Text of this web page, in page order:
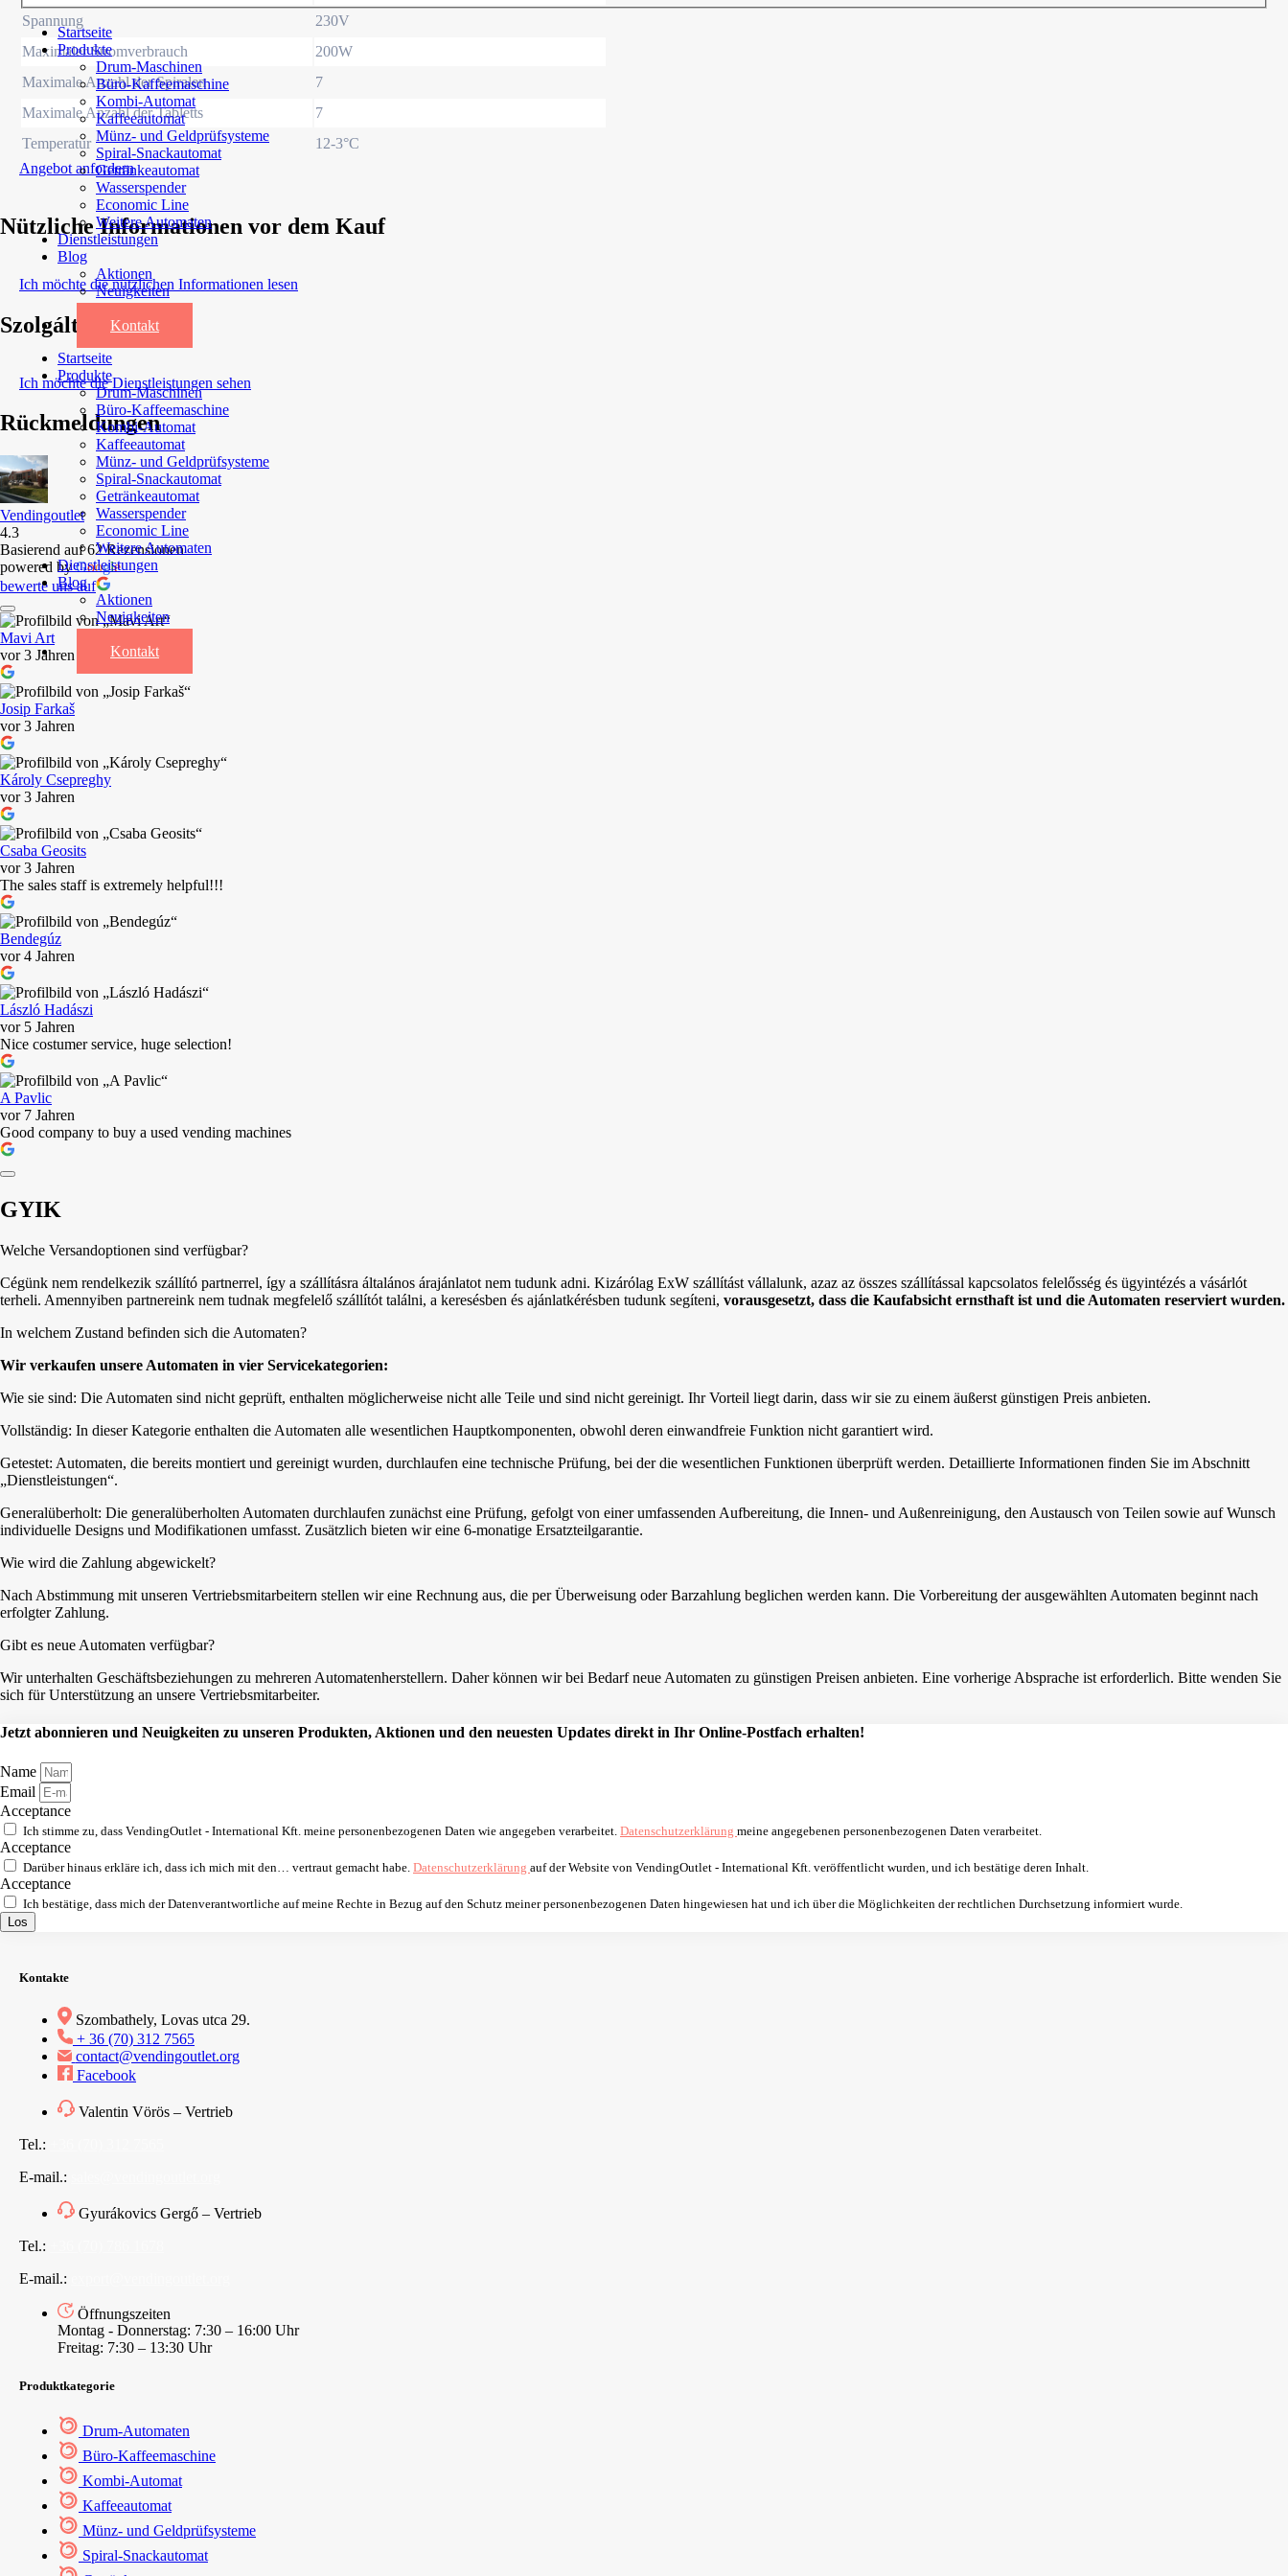
Startseite
Produkte
Drum-Maschinen
Büro-Kaffeemaschine
Kombi-Automat
Kaffeeautomat
Münz- und Geldprüfsysteme
Spiral-Snackautomat
Getränkeautomat
Wasserspender
Economic Line
Weitere Automaten
Dienstleistungen
Blog
Aktionen
Neuigkeiten
Informationen
Kontakt
Startseite
Produkte
Drum-Maschinen
Büro-Kaffeemaschine
Kombi-Automat
Kaffeeautomat
Münz- und Geldprüfsysteme
Spiral-Snackautomat
Getränkeautomat
Wasserspender
Economic Line
Weitere Automaten
Dienstleistungen
Blog
Aktionen
Neuigkeiten
Informationen
Kontakt
Spannung
230V
Maximaler Stromverbrauch
200W
Maximale Anzahl der Spiralen
7
Maximale Anzahl der Tabletts
7
Temperatur
12-3°C
Angebot anfordern
Nützliche Informationen vor dem Kauf
Ich möchte die nützlichen Informationen lesen
Szolgáltatásaink
Ich möchte die Dienstleistungen sehen
Rückmeldungen
Vendingoutlet
4.3
Basierend auf 62 Rezensionen
powered byGoogle
bewerte uns auf
Mavi Art
vor 3 Jahren
Josip Farkaš
vor 3 Jahren
Károly Csepreghy
vor 3 Jahren
Csaba Geosits
vor 3 Jahren
The sales staff is extremely helpful!!!
Bendegúz
vor 4 Jahren
László Hadászi
vor 5 Jahren
Nice costumer service, huge selection!
A Pavlic
vor 7 Jahren
Good company to buy a used vending machines
GYIK
Welche Versandoptionen sind verfügbar?
Cégünk nem rendelkezik szállító partnerrel, így a szállításra általános árajánlatot nem tudunk adni. Kizárólag ExW szállítást vállalunk, azaz az összes szállítással kapcsolatos felelősség és ügyintézés a vásárlót
terheli. Amennyiben partnereink nem tudnak megfelelő szállítót találni, a keresésben és ajánlatkérésben tudunk segíteni, vorausgesetzt, dass die Kaufabsicht ernsthaft ist und die Automaten reserviert wurden.
In welchem Zustand befinden sich die Automaten?
Wir verkaufen unsere Automaten in vier Servicekategorien:
Wie sie sind: Die Automaten sind nicht geprüft, enthalten möglicherweise nicht alle Teile und sind nicht gereinigt. Ihr Vorteil liegt darin, dass wir sie zu einem äußerst günstigen Preis anbieten.
Vollständig: In dieser Kategorie enthalten die Automaten alle wesentlichen Hauptkomponenten, obwohl deren einwandfreie Funktion nicht garantiert wird.
Getestet: Automaten, die bereits montiert und gereinigt wurden, durchlaufen eine technische Prüfung, bei der die wesentlichen Funktionen überprüft werden. Detaillierte Informationen finden Sie im Abschnitt
„Dienstleistungen“.
Generalüberholt: Die generalüberholten Automaten durchlaufen zunächst eine Prüfung, gefolgt von einer umfassenden Aufbereitung, die Innen- und Außenreinigung, den Austausch von Teilen sowie auf Wunsch
individuelle Designs und Modifikationen umfasst. Zusätzlich bieten wir eine 6-monatige Ersatzteilgarantie.
Wie wird die Zahlung abgewickelt?
Nach Abstimmung mit unseren Vertriebsmitarbeitern stellen wir eine Rechnung aus, die per Überweisung oder Barzahlung beglichen werden kann. Die Vorbereitung der ausgewählten Automaten beginnt nach
erfolgter Zahlung.
Gibt es neue Automaten verfügbar?
Wir unterhalten Geschäftsbeziehungen zu mehreren Automatenherstellern. Daher können wir bei Bedarf neue Automaten zu günstigen Preisen anbieten. Eine vorherige Absprache ist erforderlich. Bitte wenden Sie
sich für Unterstützung an unsere Vertriebsmitarbeiter.
Jetzt abonnieren und Neuigkeiten zu unseren Produkten, Aktionen und den neuesten Updates direkt in Ihr Online-Postfach erhalten!
Name
Email
Acceptance
Ich stimme zu, dass VendingOutlet - International Kft. meine personenbezogenen Daten wie angegeben verarbeitet. Datenschutzerklärung meine angegebenen personenbezogenen Daten verarbeitet.
Acceptance
Darüber hinaus erkläre ich, dass ich mich mit den… vertraut gemacht habe. Datenschutzerklärung auf der Website von VendingOutlet - International Kft. veröffentlicht wurden, und ich bestätige deren Inhalt.
Acceptance
Ich bestätige, dass mich der Datenverantwortliche auf meine Rechte in Bezug auf den Schutz meiner personenbezogenen Daten hingewiesen hat und ich über die Möglichkeiten der rechtlichen Durchsetzung informiert wurde.
Los
Kontakte
Szombathely, Lovas utca 29.
+ 36 (70) 312 7565
contact@vendingoutlet.org
Facebook
Valentin Vörös – Vertrieb
Tel.:
E-mail.:
Gyurákovics Gergő – Vertrieb
Tel.:
E-mail.:
Öffnungszeiten
Montag - Donnerstag: 7:30 – 16:00 Uhr
Freitag: 7:30 – 13:30 Uhr
Produktkategorie
Drum-Automaten
Büro-Kaffeemaschine
Kombi-Automat
Kaffeeautomat
Münz- und Geldprüfsysteme
Spiral-Snackautomat